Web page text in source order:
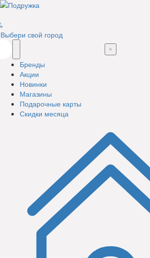
Выбери свой город
Бренды
Акции
Новинки
Магазины
Подарочные карты
Скидки месяца